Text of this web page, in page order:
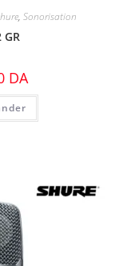
, Sonorisation
GR
DA